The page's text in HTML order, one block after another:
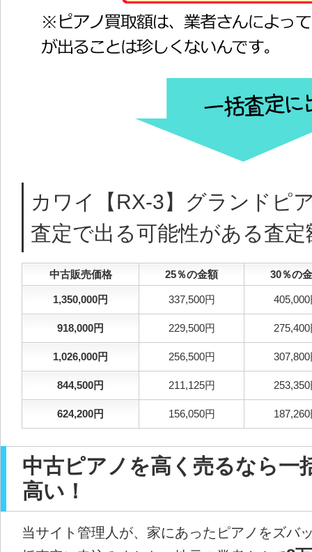
カワイ【RX-3】グランドピ
査定で出る可能性がある査定
中古販売価格 25％の金額 30％の
1,350,000円 337,500円 405,000
918,000円 229,500円
1,026,000円 256,500円 307,800
844,500円 211,125円
624,200円 156,050円
中古ピアノを高く売るなら一
高い！
当サイト管理人が、家にあったピアノをズバ